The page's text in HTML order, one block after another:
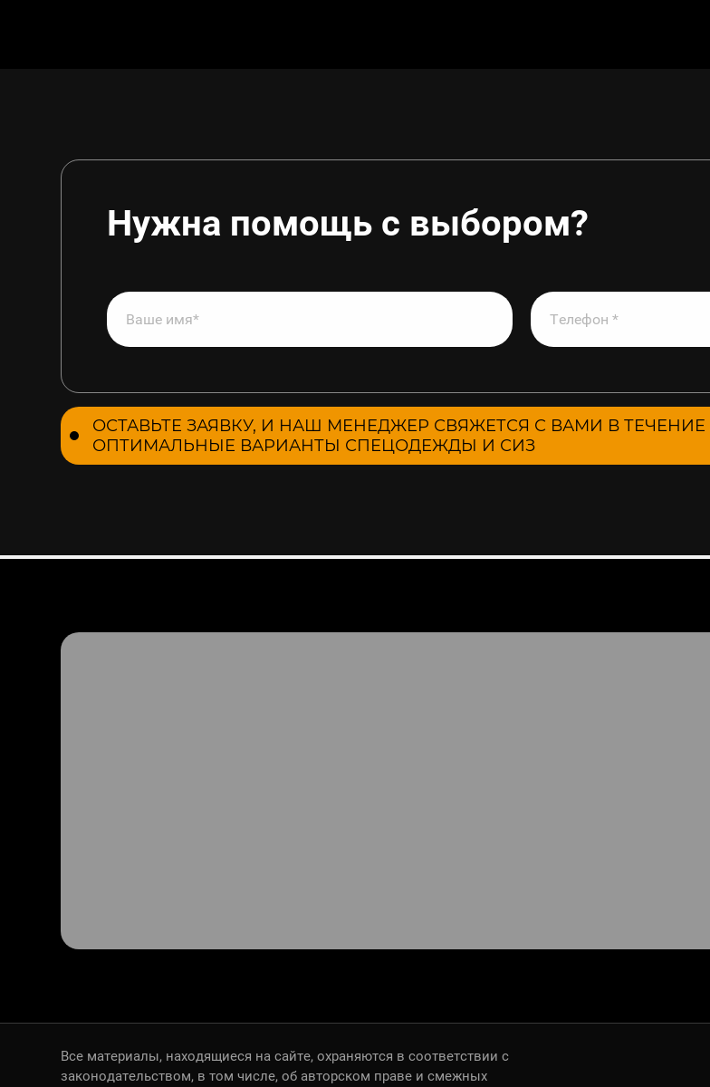
Нужна помощь с выбором?
ОСТАВЬТЕ ЗАЯВКУ, И НАШ МЕНЕДЖЕР СВЯЖЕТСЯ С ВАМИ В
ОПТИМАЛЬНЫЕ ВАРИАНТЫ СПЕЦОДЕЖДЫ И СИЗ
Все материалы, находящиеся на сайте, охраняются в соответствии с
законодательством, в том числе, об авторском праве и смежных